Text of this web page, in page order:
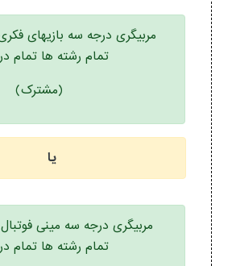
مربیگری درجه سه بازیهای
تمام رشته ها تمام
(مشترک)
یا
مربیگری درجه سه مینی
تمام رشته ها تمام